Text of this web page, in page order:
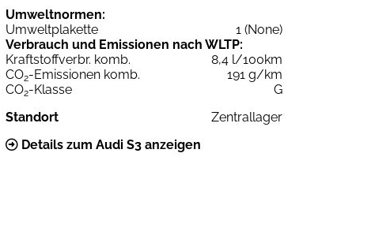
Umweltnormen:
Umweltplakette
1 (None)
Verbrauch und Emissionen nach WLTP:
Kraftstoffverbr. komb.
8,4 l/100km
CO2-Emissionen komb.
191 g/km
CO2-Klasse
G
Standort
Zentrallager
Details zum Audi S3 anzeigen